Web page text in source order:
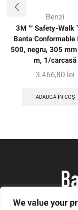
We value your
Benzi
3M ™ Safety-Walk
Banta Conformable
500, negru, 305
m, 1/carcasă
3.466,80 lei
ADAUGĂ ÎN COȘ
România,